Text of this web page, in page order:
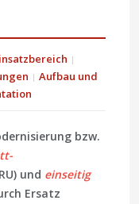
Aufbau und
bzw.
und einseitig
Ersatz